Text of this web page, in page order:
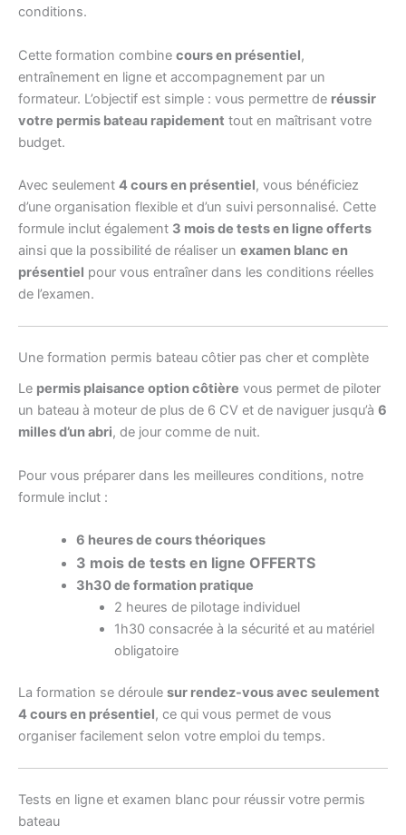
conditions.
Cette formation combine cours en présentiel,
entraînement en ligne et accompagnement par un
formateur. L’objectif est simple : vous permettre de réussir
votre permis bateau rapidement tout en maîtrisant votre
budget.
Avec seulement 4 cours en présentiel, vous bénéficiez
d’une organisation flexible et d’un suivi personnalisé. Cette
formule inclut également 3 mois de tests en ligne offerts
ainsi que la possibilité de réaliser un examen blanc en
présentiel pour vous entraîner dans les conditions réelles
de l’examen.
Une formation permis bateau côtier pas cher et complète
Le permis plaisance option côtière vous permet de piloter
un bateau à moteur de plus de 6 CV et de naviguer jusqu’à 6
milles d’un abri, de jour comme de nuit.
Pour vous préparer dans les meilleures conditions, notre
formule inclut :
6 heures de cours théoriques
3 mois de tests en ligne OFFERTS
3h30 de formation pratique
2 heures de pilotage individuel
1h30 consacrée à la sécurité et au matériel
obligatoire
La formation se déroule sur rendez-vous avec seulement
4 cours en présentiel, ce qui vous permet de vous
organiser facilement selon votre emploi du temps.
Tests en ligne et examen blanc pour réussir votre permis
bateau